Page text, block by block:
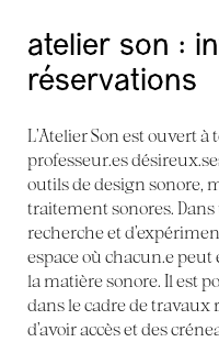
atelier son :
réservations
L’Atelier Son est ouvert
professeur.es
outils de design sonore,
traitement sonores.
recherche et
espace où chacun.e
la matière sonore. Il est
dans le cadre de travaux
d’avoir accès et des